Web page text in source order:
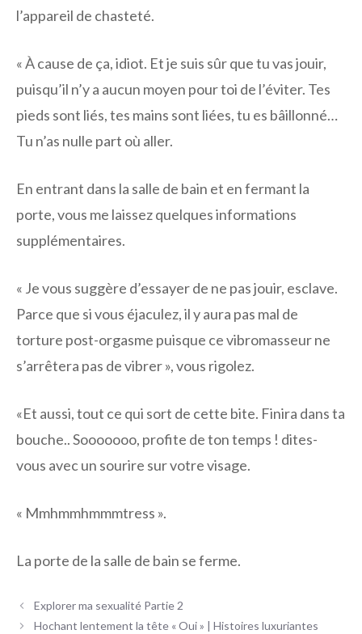
l’appareil de chasteté.
« À cause de ça, idiot. Et je suis sûr que tu vas jouir,
puisqu’il n’y a aucun moyen pour toi de l’éviter. Tes
pieds sont liés, tes mains sont liées, tu es bâillonné…
Tu n’as nulle part où aller.
En entrant dans la salle de bain et en fermant la
porte, vous me laissez quelques informations
supplémentaires.
« Je vous suggère d’essayer de ne pas jouir, esclave.
Parce que si vous éjaculez, il y aura pas mal de
torture post-orgasme puisque ce vibromasseur ne
s’arrêtera pas de vibrer », vous rigolez.
«Et aussi, tout ce qui sort de cette bite. Finira dans ta
bouche.. Sooooooo, profite de ton temps ! dites-
vous avec un sourire sur votre visage.
« Mmhmmhmmmtress ».
La porte de la salle de bain se ferme.
Navigation
des
Explorer ma sexualité Partie 2
Hochant lentement la tête « Oui » | Histoires luxuriantes